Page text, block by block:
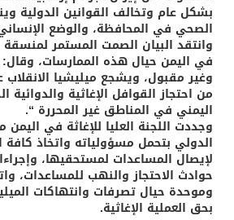
بشكل عام وتخالف القوانين الدولية
الصحي في المحافظة، والوضع
وانتقد البيان الصمت المستمر لمنسقة
في اليمن حيال هذه الممارسات،
وغير مقبول، ويشجع ميليشيا الانقلاب
من احتجاز القوافل الإغاثية والدوائية
اليمني في المناطق غير المحررة “.
وجددت اللجنة العليا للإغاثة في اليمن
الدولي بتحمل مسؤولياته واتخاذ كافة
لإيصال المساعدات لمستحقيها،
حوادث الاحتجاز والنهب للمساعدات،
وموحدة حيال تصرفات وانتهاكات
بحق العملية الإغاثية.